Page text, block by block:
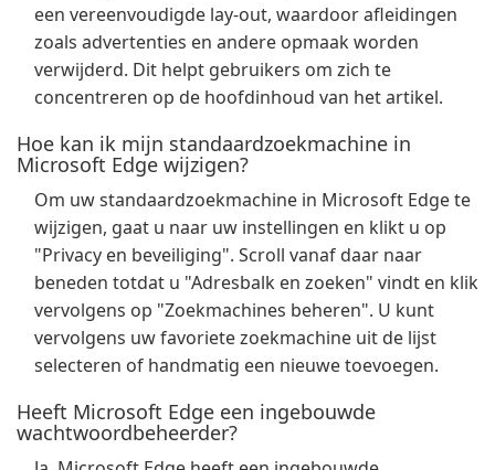
een vereenvoudigde lay-out, waardoor afleidingen
zoals advertenties en andere opmaak worden
verwijderd. Dit helpt gebruikers om zich te
concentreren op de hoofdinhoud van het artikel.
Hoe kan ik mijn standaardzoekmachine in
Microsoft Edge wijzigen?
Om uw standaardzoekmachine in Microsoft Edge te
wijzigen, gaat u naar uw instellingen en klikt u op
"Privacy en beveiliging". Scroll vanaf daar naar
beneden totdat u "Adresbalk en zoeken" vindt en klik
vervolgens op "Zoekmachines beheren". U kunt
vervolgens uw favoriete zoekmachine uit de lijst
selecteren of handmatig een nieuwe toevoegen.
Heeft Microsoft Edge een ingebouwde
wachtwoordbeheerder?